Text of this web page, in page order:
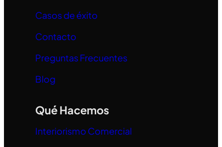
Casos de éxito
Contacto
Preguntas Frecuentes
Blog
Qué Hacemos
Interiorismo Comercial